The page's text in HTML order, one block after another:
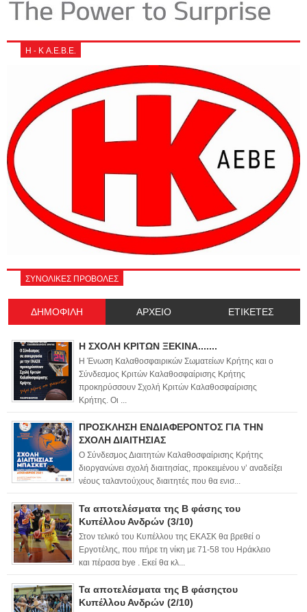
Η - Κ Α.Ε.Β.Ε.
ΣΥΝΟΛΙΚΕΣ ΠΡΟΒΟΛΕΣ
ΔΗΜΟΦΙΛΗ ΑΡΧΕΙΟ ΕΤΙΚΕΤΕΣ
Η ΣΧΟΛΗ ΚΡΙΤΩΝ ΞΕΚΙΝΑ.......
Η Ένωση Καλαθοσφαιρικών Σωματείων Κρήτης και ο
Σύνδεσμος Κριτών Καλαθοσφαίρισης Κρήτης
προκηρύσσουν Σχολή Κριτών Καλαθοσφαίρισης
Κρήτης. Οι ...
ΠΡΟΣΚΛΗΣΗ ΕΝΔΙΑΦΕΡΟΝΤΟΣ ΓΙΑ ΤΗΝ
ΣΧΟΛΗ ΔΙΑΙΤΗΣΙΑΣ
Ο Σύνδεσμος Διαιτητών Καλαθοσφαίρισης Κρήτης
διοργανώνει σχολή διαιτησίας, προκειμένου ν’ αναδείξει
νέους ταλαντούχους διαιτητές που θα ενισ...
Τα αποτελέσματα της Β φάσης του
Κυπέλλου Ανδρών (3/10)
Στον τελικό του Κυπέλλου της ΕΚΑΣΚ θα βρεθεί ο
Εργοτέλης, που πήρε τη νίκη με 71-58 του Ηράκλειο
και πέρασα bye . Εκεί θα κλ...
Τα αποτελέσματα της Β φάσηςτου
Κυπέλλου Ανδρών (2/10)